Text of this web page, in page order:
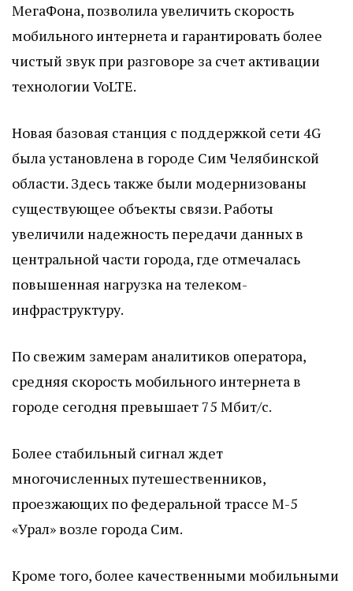
МегаФона, позволила увеличить скорость
мобильного интернета и гарантировать более
чистый звук при разговоре за счет активации
технологии VoLTE.
Новая базовая станция с поддержкой сети 4G
была установлена в городе Сим Челябинской
области. Здесь также были модернизованы
существующее объекты связи. Работы
увеличили надежность передачи данных в
центральной части города, где отмечалась
повышенная нагрузка на телеком-
инфраструктуру.
По свежим замерам аналитиков оператора,
средняя скорость мобильного интернета в
городе сегодня превышает 75 Мбит/с.
Более стабильный сигнал ждет
многочисленных путешественников,
проезжающих по федеральной трассе М-5
«Урал» возле города Сим.
Кроме того, более качественными мобильными